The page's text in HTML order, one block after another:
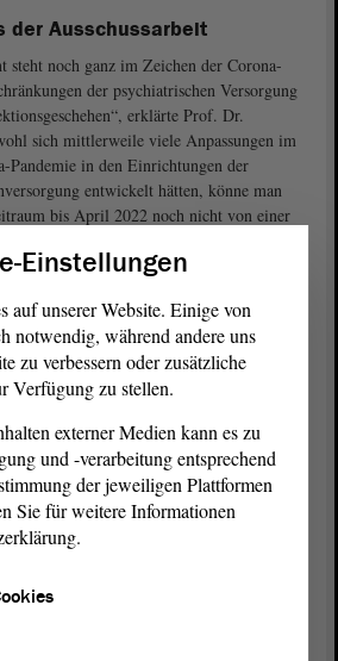
der Ausschussarbeit
steht noch ganz im Zeichen der Corona-
der psychiatrischen Versorgung
erklärte Prof. Dr.
sich mittlerweile viele Anpassungen im
Pandemie in den Einrichtungen der
entwickelt hätten, könne man
bis April 2022 noch nicht von einer
Beratungsstellen,
weitere Hilfeangebote immer wieder von
der Corona-Pandemie betroffen
des Ausschusses sowie
enthält der vorliegende
Koalitionsvertrag2021–2026 – mit dem
und der Betrachtung der Auswirkungen
Hier werde die
in Sachsen-Anhalt zu erwarten sei,
Einstellungen
auf unserer Website. Einige von
notwendig, während andere uns
zu verbessern oder zusätzliche
Verfügung zu stellen.
externer Medien kann es zu
und -verarbeitung entsprechend
der jeweiligen Plattformen
Sie für weitere Informationen